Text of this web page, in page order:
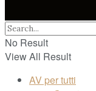
No Result
View All Result
AV per tutti